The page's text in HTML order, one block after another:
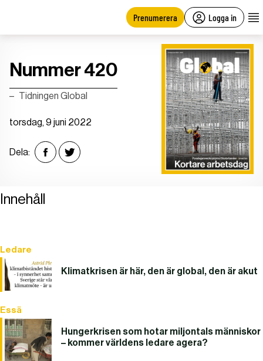
Prenumerera Logga in
Nummer 420
Tidningen Global
torsdag, 9 juni 2022
Dela:
Innehåll
Ledare
Klimatkrisen är här, den är global, den är akut
Essä
Hungerkrisen som hotar miljontals människor
– kommer världens ledare agera?